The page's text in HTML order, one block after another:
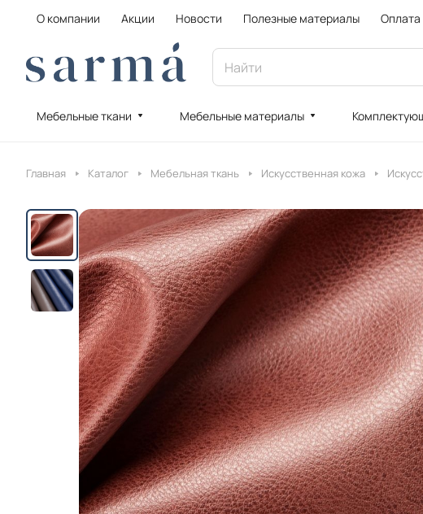
О компании Акции Новости Полезные материалы Оплата
Мебельные ткани Мебельные материалы
Главная Каталог Мебельная ткань Искусственная кожа